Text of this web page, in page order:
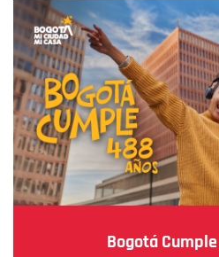
Bogotá